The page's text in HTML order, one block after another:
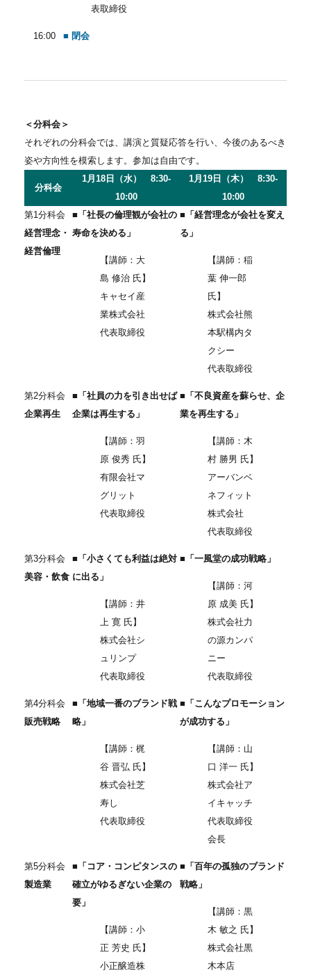
表取締役
16:00 ■ 閉会
＜分科会＞
それぞれの分科会では、講演と質疑応答を行い、今後のあるべき
姿や方向性を模索します。参加は自由です。
分科会
1月18日（水） 8:30-
10:00
1月19日（木） 8:30-
10:00
第1分科会
経営理念・
経営倫理
■「社長の倫理観が会社の
寿命を決める」
【講師：大
島 修治 氏】
キャセイ産
業株式会社
代表取締役
■「経営理念が会社を変え
る」
【講師：稲
葉 伸一郎
氏】
株式会社熊
本駅構内タ
クシー
代表取締役
第2分科会
企業再生
■「社員の力を引き出せば
企業は再生する」
【講師：羽
原 俊秀 氏】
有限会社マ
グリット
代表取締役
■「不良資産を蘇らせ、企
業を再生する」
【講師：木
村 勝男 氏】
アーバンベ
ネフィット
株式会社
代表取締役
第3分科会
美容・飲食
■「小さくても利益は絶対
に出る」
【講師：井
上 寛 氏】
株式会社シ
ュリンプ
代表取締役
■「一風堂の成功戦略」
【講師：河
原 成美 氏】
株式会社力
の源カンパ
ニー
代表取締役
第4分科会
販売戦略
■「地域一番のブランド戦
略」
【講師：梶
谷 晋弘 氏】
株式会社芝
寿し
代表取締役
■「こんなプロモーション
が成功する」
【講師：山
口 洋一 氏】
株式会社ア
イキャッチ
代表取締役
会長
第5分科会
製造業
■「コア・コンピタンスの
確立がゆるぎない企業の
要」
【講師：小
正 芳史 氏】
小正醸造株
■「百年の孤独のブランド
戦略」
【講師：黒
木 敏之 氏】
株式会社黒
木本店